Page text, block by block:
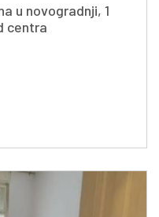
u novogradnji, 1
centra